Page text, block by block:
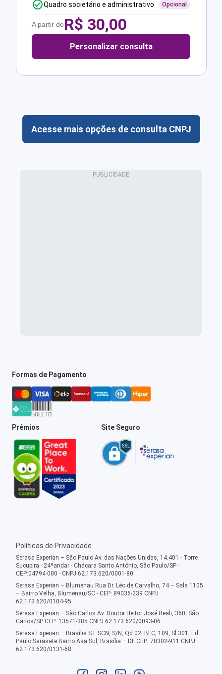
Quadro societário e administrativo Opcional
A partir deR$ 30,00
Personalizar consulta
Acesse mais opções de consulta CNPJ
Formas de Pagamento
Prêmios Site Seguro
Políticas de Privacidade
Serasa Experian – São Paulo Av. das Nações Unidas, 14.401 - Torre
Sucupira - 24ºandar - Chácara Santo Antônio, São Paulo/SP -
CEP:04794-000 - CNPJ 62.173.620/0001-80
Serasa Experian – Blumenau Rua Dr. Léo de Carvalho, 74 – Sala 1105
– Bairro Velha, Blumenau/SC - CEP: 89036-239 CNPJ
62.173.620/0104-95
Serasa Experian – São Carlos Av. Doutor Heitor José Reali, 360, São
Carlos/SP CEP: 13571-385 CNPJ 62.173.620/0093-06
Serasa Experian – Brasília ST SCN, S/N, Qd 02, Bl C, 109, Sl 301, Ed.
Paulo Sarasate Bairro Asa Sul, Brasília – DF CEP: 70302-911 CNPJ
62.173.620/0131-68